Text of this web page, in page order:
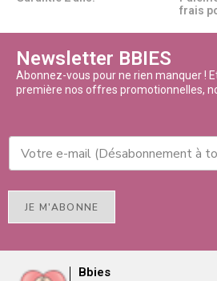
frais
Newsletter BBIES
Abonnez-vous pour ne rien manquer !
première nos offres promotionnelles,
JE M'ABONNE
Bbies